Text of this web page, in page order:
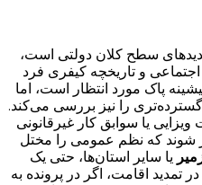
سطح کلان دولتی است،
و تاریخچه کیفری فرد
پاک مورد انتظار است، اما
را نیز بررسی می‌کند.
یا سوابق کار غیرقانونی
شوند که نظم عمومی را مختل
یا سایر استان‌ها، حتی یک
تمدید اقامت، اگر در پرونده به